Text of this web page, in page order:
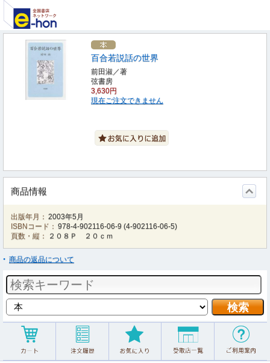
百合若説話の世界
前田淑／著
弦書房
3,630円
現在ご注文できません
商品情報
出版年月： 2003年5月
ISBNコード： 978-4-902116-06-9 (4-902116-06-5)
頁数・縦：
２０８Ｐ ２０ｃｍ
商品の返品について